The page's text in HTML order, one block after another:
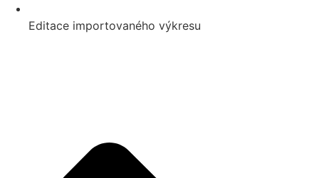
Editace importovaného výkresu